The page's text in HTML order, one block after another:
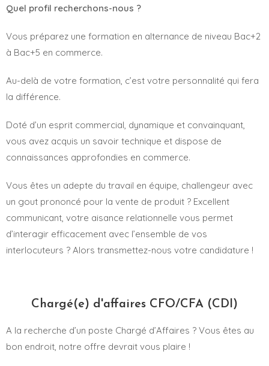
Quel profil recherchons-nous ?
Vous préparez une formation en alternance de niveau Bac+2
à Bac+5 en commerce.
Au-delà de votre formation, c’est votre personnalité qui fera
la différence.
Doté d’un esprit commercial, dynamique et convainquant,
vous avez acquis un savoir technique et dispose de
connaissances approfondies en commerce.
Vous êtes un adepte du travail en équipe, challengeur avec
un gout prononcé pour la vente de produit ? Excellent
communicant, votre aisance relationnelle vous permet
d’interagir efficacement avec l’ensemble de vos
interlocuteurs ? Alors transmettez-nous votre candidature !
Chargé(e) d'affaires CFO/CFA (CDI)
A la recherche d’un poste Chargé d’Affaires ? Vous êtes au
bon endroit, notre offre devrait vous plaire !